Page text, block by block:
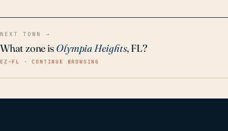
NEXT TOWN →
What zone is Olympia Heights, FL?
EZ–FL · CONTINUE BROWSING